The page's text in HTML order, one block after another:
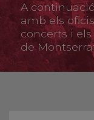
Fundació
Visita'ns
Ofrenes
A
amb els
concerts i
de